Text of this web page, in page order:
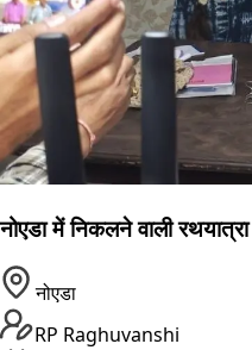
नोएडा में निकलने वाली
नोएडा
RP Raghuvanshi